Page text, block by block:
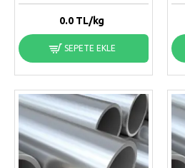
0.0TL/kg
SEPETE EKLE